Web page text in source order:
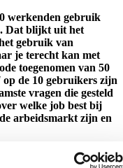
werkenden gebruik
Dat blijkt uit het
gebruik van
je terecht kan met
toegenomen van 50
op de 10 gebruikers zijn
vragen die gesteld
welke job best bij
arbeidsmarkt zijn en